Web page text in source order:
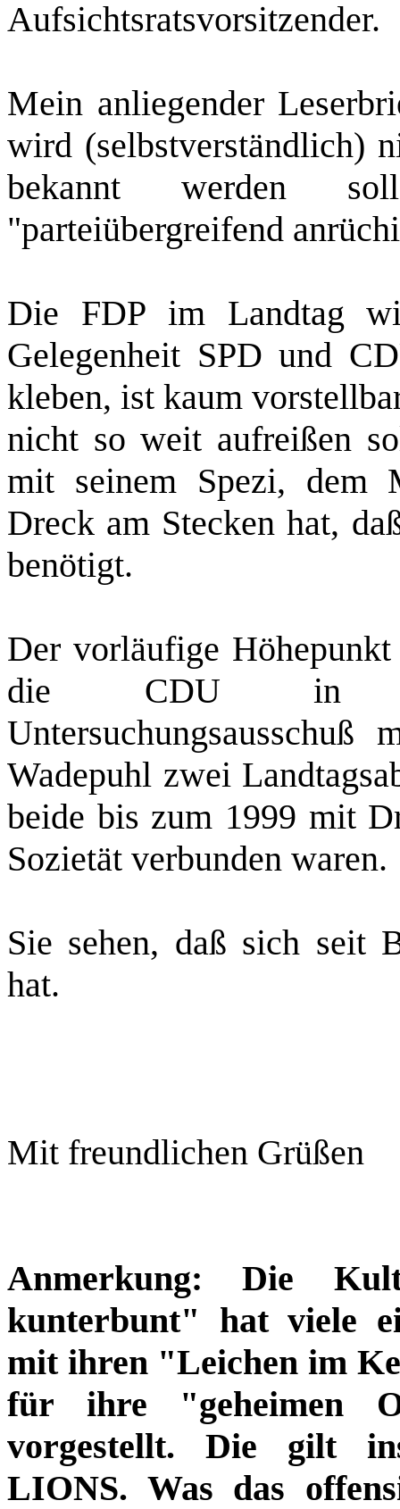
Aufsichtsratsvorsitzender.
Mein anliegender
wird (selbstverständlich)
bekannt werden
"parteiübergreifend
Die FDP im Landtag
Gelegenheit SPD und
kleben, ist kaum
nicht so weit aufreißen
mit seinem Spezi, dem
Dreck am Stecken hat,
benötigt.
Der vorläufige
die CDU in
Untersuchungsausschuß
Wadepuhl zwei
beide bis zum 1999 mit
Sozietät verbunden waren.
Sie sehen, daß sich seit
hat.
Mit freundlichen Grüßen
Anmerkung: Die
kunterbunt" hat viele
mit ihren "Leichen im
für ihre "geheimen
vorgestellt. Die gilt
LIONS. Was das